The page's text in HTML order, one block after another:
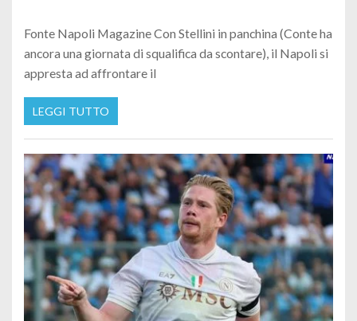
Fonte Napoli Magazine Con Stellini in panchina (Conte ha
ancora una giornata di squalifica da scontare), il Napoli si
appresta ad affrontare il
LEGGI TUTTO